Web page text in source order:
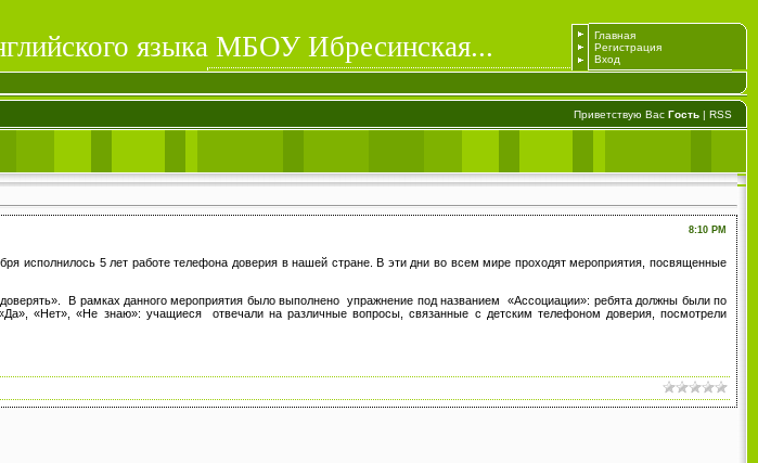
языка МБОУ Ибресинская...
Главная
Регистрация
Вход
Приветствую Вас Гость | RSS
8:10 PM
исполнилось 5 лет работе телефона доверия в нашей стране. В эти дни во всем мире проходят мероприятия, посвященные
В рамках данного мероприятия было выполнено упражнение под названием «Ассоциации»: ребята должны были по
«Нет», «Не знаю»: учащиеся отвечали на различные вопросы, связанные с детским телефоном доверия, посмотрели